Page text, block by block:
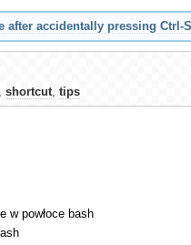
after accidentally pressing Ctrl-
, shortcut, tips
w powłoce bash